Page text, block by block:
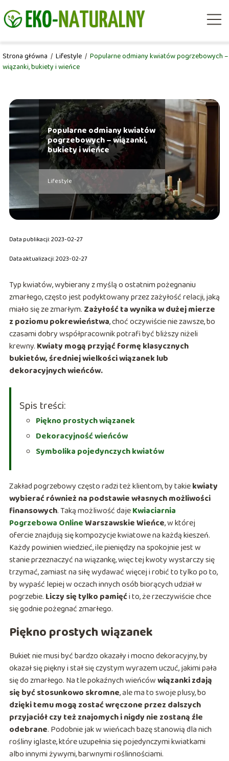
Strona główna / Lifestyle / Popularne odmiany kwiatów pogrzebowych –
wiązanki, bukiety i wieńce
Popularne odmiany kwiatów
pogrzebowych – wiązanki,
bukiety i wieńce
Lifestyle
Data publikacji: 2023-02-27
Data aktualizacji: 2023-02-27
Typ kwiatów, wybierany z myślą o ostatnim pożegnaniu
zmarłego, często jest podyktowany przez zażyłość relacji, jaką
miało się ze zmarłym. Zażyłość ta wynika w dużej mierze
z poziomu pokrewieństwa, choć oczywiście nie zawsze, bo
czasami dobry współpracownik potrafi być bliższy niżeli
krewny. Kwiaty mogą przyjąć formę klasycznych
bukietów, średniej wielkości wiązanek lub
dekoracyjnych wieńców.
Spis treści:
Piękno prostych wiązanek
Dekoracyjność wieńców
Symbolika pojedynczych kwiatów
Zakład pogrzebowy często radzi też klientom, by takiekwiaty
wybierać również na podstawie własnych możliwości
finansowych. Taką możliwość dajeKwiaciarnia
Pogrzebowa OnlineWarszawskie Wieńce, w której
ofercie znajdują się kompozycje kwiatowe na każdą kieszeń.
Każdy powinien wiedzieć, ile pieniędzy na spokojnie jest w
stanie przeznaczyć na wiązankę, więc tej kwoty wystarczy się
trzymać, zamiast na siłę wydawać więcej i robić to tylko po to,
by wypaść lepiej w oczach innych osób biorących udział w
pogrzebie. Liczy się tylko pamięći to, że rzeczywiście chce
się godnie pożegnać zmarłego.
Piękno prostych wiązanek
Bukiet nie musi być bardzo okazały i mocno dekoracyjny, by
okazał się piękny i stał się czystym wyrazem uczuć, jakimi pała
się do zmarłego. Na tle pokaźnych wieńcówwiązanki zdają
się być stosunkowo skromne, ale ma to swoje plusy, bo
dzięki temu mogą zostać wręczone przez dalszych
przyjaciół czy też znajomych i nigdy nie zostaną źle
odebrane. Podobnie jak w wieńcach bazę stanowią dla nich
rośliny iglaste, które uzupełnia się pojedynczymi kwiatkami
albo innymi żywymi, barwnymi roślinnościami.